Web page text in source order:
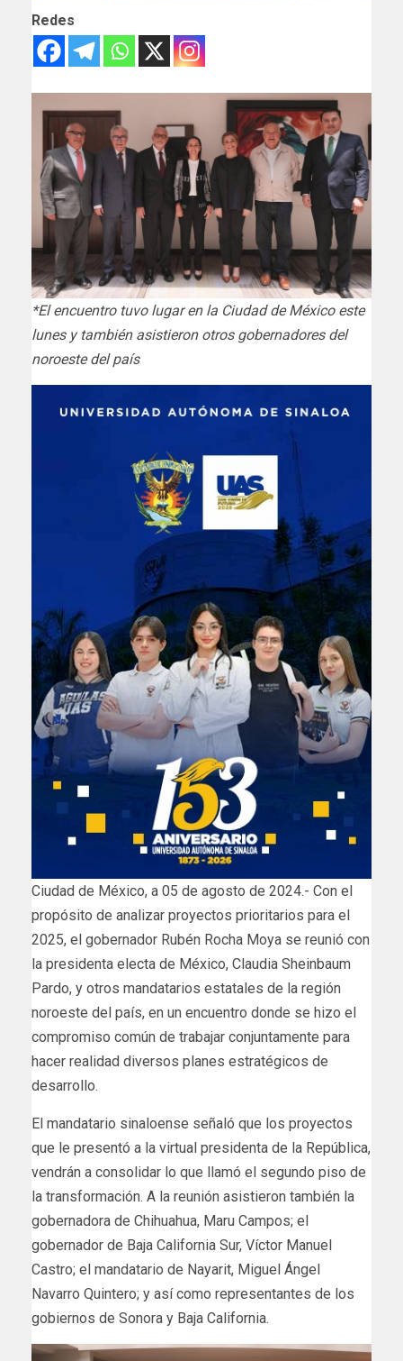
Redes
*El encuentro tuvo lugar en la Ciudad de México este
lunes y también asistieron otros gobernadores del
noroeste del país
Ciudad de México, a 05 de agosto de 2024.- Con el
propósito de analizar proyectos prioritarios para el
2025, el gobernador Rubén Rocha Moya se reunió con
la presidenta electa de México, Claudia Sheinbaum
Pardo, y otros mandatarios estatales de la región
noroeste del país, en un encuentro donde se hizo el
compromiso común de trabajar conjuntamente para
hacer realidad diversos planes estratégicos de
desarrollo.
El mandatario sinaloense señaló que los proyectos
que le presentó a la virtual presidenta de la República,
vendrán a consolidar lo que llamó el segundo piso de
la transformación. A la reunión asistieron también la
gobernadora de Chihuahua, Maru Campos; el
gobernador de Baja California Sur, Víctor Manuel
Castro; el mandatario de Nayarit, Miguel Ángel
Navarro Quintero; y así como representantes de los
gobiernos de Sonora y Baja California.